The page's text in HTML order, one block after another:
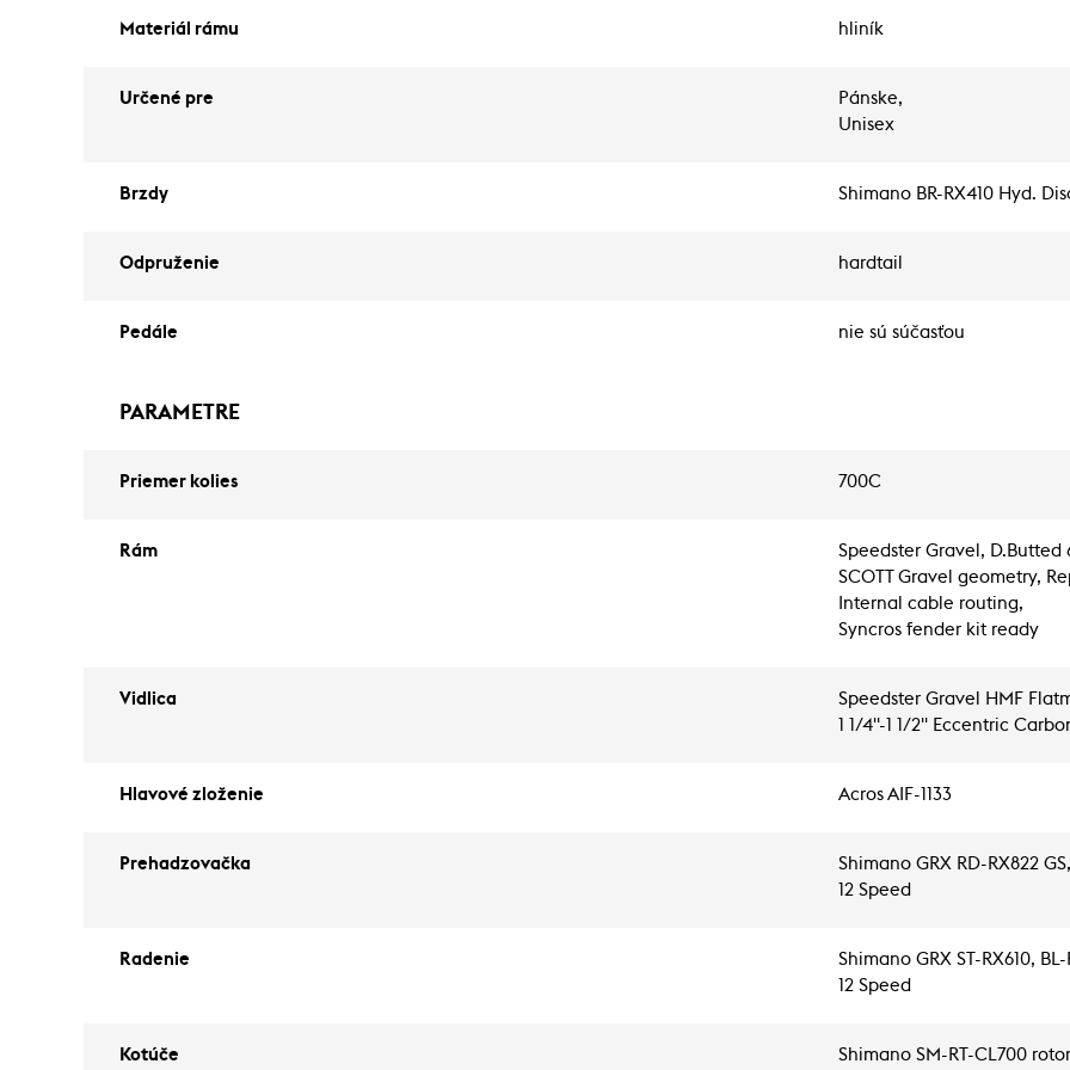
Materiál rámu hliník
Určené pre
Pánske,
Unisex
Brzdy Shimano BR-RX410 Hyd.
Odpruženie hardtail
Pedále nie sú súčasťou
PARAMETRE
Priemer kolies 700C
Rám
Speedster Gravel, D.Butted
SCOTT Gravel geometry,
Internal cable routing,
Syncros fender kit ready
Vidlica
Speedster Gravel HMF
1 1/4"-1 1/2" Eccentric
Hlavové zloženie Acros AIF-1133
Prehadzovačka
Shimano GRX RD-RX822 GS,
12 Speed
Radenie
Shimano GRX ST-RX610, BL-
12 Speed
Kotúče Shimano SM-RT-CL700